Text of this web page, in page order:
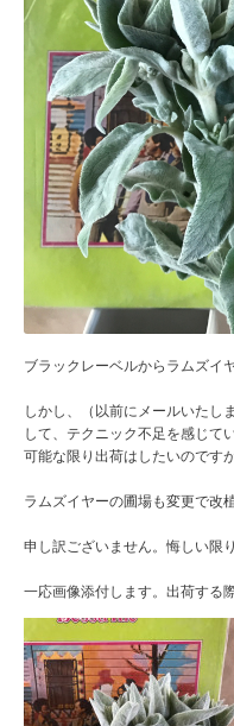
ブラックレーベルからラムズイ
しかし、（以前にメールいたし
して、テクニック不足を感じて
可能な限り出荷はしたいのです
ラムズイヤーの圃場も変更で改
申し訳ございません。悔しい限
一応画像添付します。出荷する